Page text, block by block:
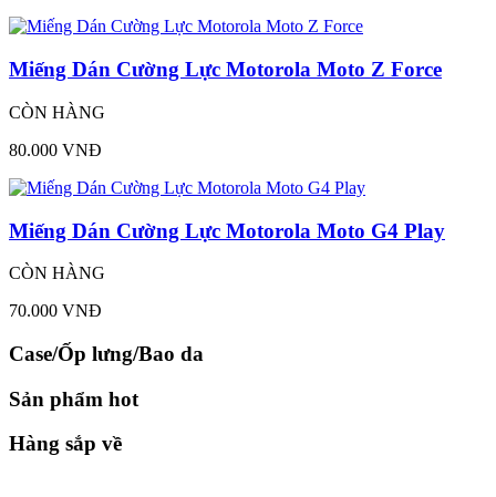
Miếng Dán Cường Lực Motorola Moto Z Force
CÒN HÀNG
80.000 VNĐ
Miếng Dán Cường Lực Motorola Moto G4 Play
CÒN HÀNG
70.000 VNĐ
Case/Ốp lưng/Bao da
Sản phẩm hot
Hàng sắp về